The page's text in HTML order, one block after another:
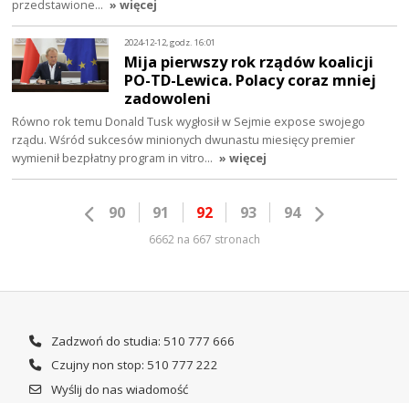
przedstawione… » więcej
2024-12-12, godz. 16:01
Mija pierwszy rok rządów koalicji
PO-TD-Lewica. Polacy coraz mniej
zadowoleni
Równo rok temu Donald Tusk wygłosił w Sejmie expose swojego
rządu. Wśród sukcesów minionych dwunastu miesięcy premier
wymienił bezpłatny program in vitro… » więcej
90 91 92 93 94
6662 na 667 stronach
Zadzwoń do studia: 510 777 666
Czujny non stop: 510 777 222
Wyślij do nas wiadomość